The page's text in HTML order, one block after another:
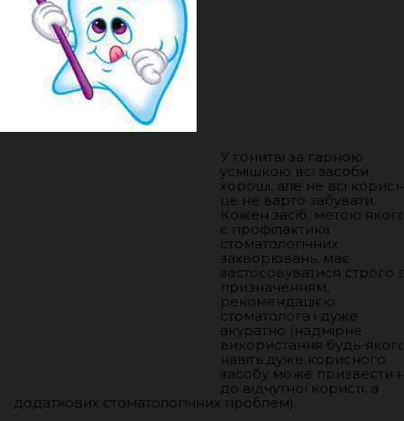
У гонитві за гарною
усмішкою всі засоби
хороші, але не всі
це не варто забувати.
Кожен засіб, метою
є профілактика
стоматологічних
захворювань, має
застосовуватися строго
призначенням,
рекомендацією
стоматолога і дуже
акуратно (надмірне
використання будь-
навіть дуже корисного
засобу може призвести
до відчутної користі, а
додаткових стоматологічних проблем).